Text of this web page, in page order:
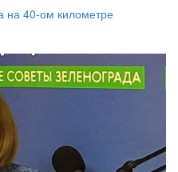
на 40-ом километре